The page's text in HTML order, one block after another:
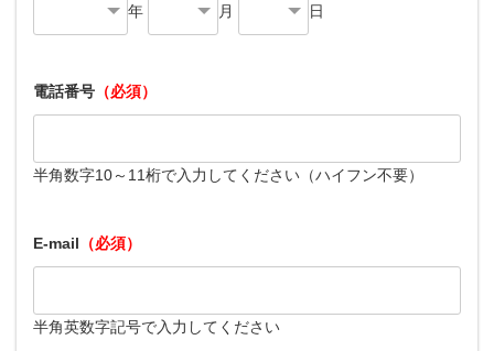
年 月 日
電話番号 （必須）
半角数字10～11桁で入力してください（ハイフン不要）
E-mail （必須）
半角英数字記号で入力してください